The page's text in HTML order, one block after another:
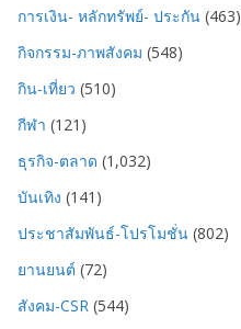
การเงิน- หลักทรัพย์- ประกัน (463)
กิจกรรม-ภาพสังคม (548)
กิน-เที่ยว (510)
กีฬา (121)
ธุรกิจ-ตลาด (1,032)
บันเทิง (141)
ประชาสัมพันธ์-โปรโมชั่น (802)
ยานยนต์ (72)
สังคม-CSR (544)